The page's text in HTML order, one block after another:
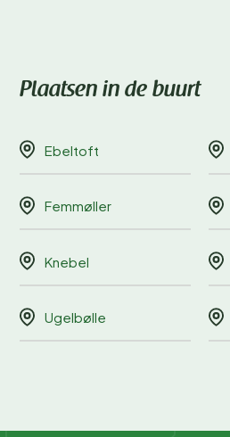
Plaatsen in de buurt
Ebeltoft
Femmøller
Knebel
Ugelbølle